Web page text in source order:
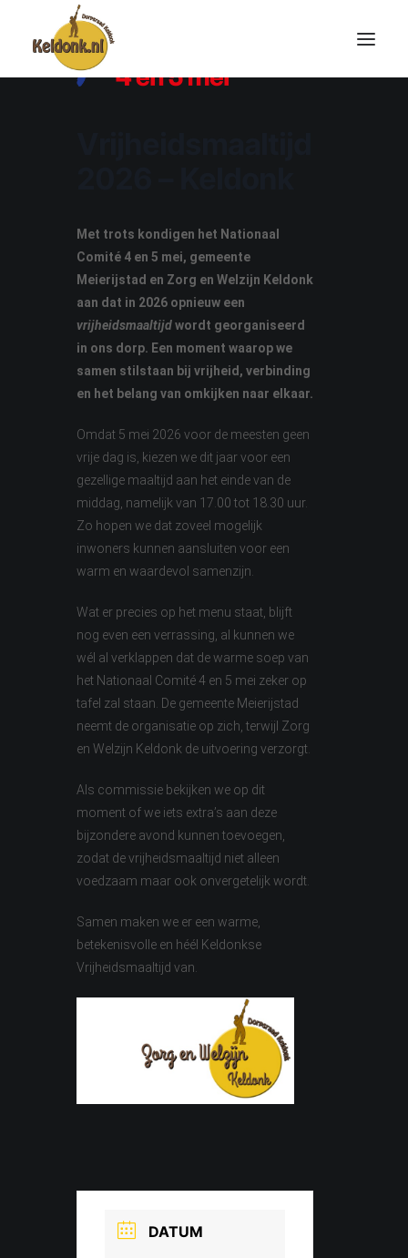
Met trots kondigen het Nationaal
Comité 4 en 5 mei, gemeente
Meierijstad en Zorg en Welzijn Keldonk
aan dat in 2026 opnieuw een
vrijheidsmaaltijdwordt georganiseerd
in ons dorp. Een moment waarop we
samen stilstaan bij vrijheid, verbinding
en het belang van omkijken naar elkaar.
Omdat 5 mei 2026 voor de meesten geen
vrije dag is, kiezen we dit jaar voor een
gezellige maaltijd aan het einde van de
middag, namelijk van 17.00 tot 18.30 uur.
Zo hopen we dat zoveel mogelijk
inwoners kunnen aansluiten voor een
warm en waardevol samenzijn.
Wat er precies op het menu staat, blijft
nog even een verrassing, al kunnen we
wél al verklappen dat de warme soep van
het Nationaal Comité 4 en 5 mei zeker op
tafel zal staan. De gemeente Meierijstad
neemt de organisatie op zich, terwijl Zorg
en Welzijn Keldonk de uitvoering verzorgt.
Als commissie bekijken we op dit
moment of we iets extra’s aan deze
bijzondere avond kunnen toevoegen,
zodat de vrijheidsmaaltijd niet alleen
voedzaam maar ook onvergetelijk wordt.
Samen maken we er een warme,
betekenisvolle en héél Keldonkse
Vrijheidsmaaltijd van.
DATUM